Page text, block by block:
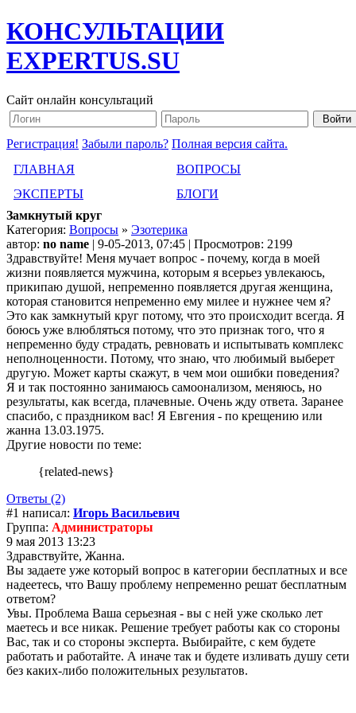
КОНСУЛЬТАЦИИ
EXPERTUS.SU
Сайт онлайн консультаций
Регистрация! Забыли пароль? Полная версия сайта.
ГЛАВНАЯ
ВОПРОСЫ
ЭКСПЕРТЫ
БЛОГИ
Замкнутый круг
Категория: Вопросы » Эзотерика
автор: no name | 9-05-2013, 07:45 | Просмотров: 2199
Здравствуйте! Меня мучает вопрос - почему, когда в моей
жизни появляется мужчина, которым я всерьез увлекаюсь,
прикипаю душой, непременно появляется другая женщина,
которая становится непременно ему милее и нужнее чем я?
Это как замкнутый круг потому, что это происходит всегда. Я
боюсь уже влюбляться потому, что это признак того, что я
непременно буду страдать, ревновать и испытывать комплекс
неполноценности. Потому, что знаю, что любимый выберет
другую. Может карты скажут, в чем мои ошибки поведения?
Я и так постоянно занимаюсь самоонализом, меняюсь, но
результаты, как всегда, плачевные. Очень жду ответа. Заранее
спасибо, с праздником вас! Я Евгения - по крещению или
жанна 13.03.1975.
Другие новости по теме:
{related-news}
Ответы (2)
#1 написал: Игорь Васильевич
Группа: Администраторы
9 мая 2013 13:23
Здравствуйте, Жанна.
Вы задаете уже который вопрос в категории бесплатных и все
надеетесь, что Вашу проблему непременно решат бесплатным
ответом?
Увы. Проблема Ваша серьезная - вы с ней уже сколько лет
маетесь и все никак. Решение требует работы как со стороны
Вас, так и со стороны эксперта. Выбирайте, с кем будете
работать и работайте. А иначе так и будете изливать душу сети
без каких-либо положительных результатов.